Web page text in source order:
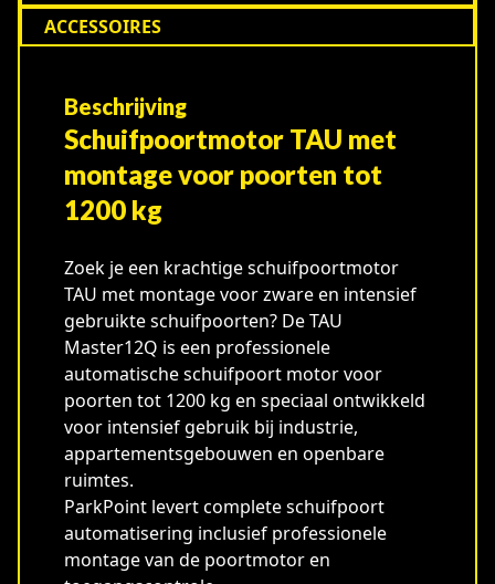
ACCESSOIRES
Beschrijving
Schuifpoortmotor TAU met
montage voor poorten tot
1200 kg
Zoek je een krachtige schuifpoortmotor
TAU met montage voor zware en intensief
gebruikte schuifpoorten? De TAU
Master12Q is een professionele
automatische schuifpoort motor voor
poorten tot 1200 kg en speciaal ontwikkeld
voor intensief gebruik bij industrie,
appartementsgebouwen en openbare
ruimtes.
ParkPoint levert complete schuifpoort
automatisering inclusief professionele
montage van de poortmotor en